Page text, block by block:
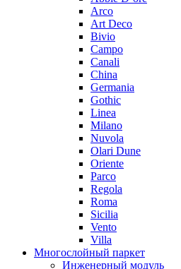
Arco
Art Deco
Bivio
Campo
Canali
China
Germania
Gothic
Linea
Milano
Nuvola
Olari Dune
Oriente
Parco
Regola
Roma
Sicilia
Vento
Villa
Многослойный паркет
Инженерный модуль